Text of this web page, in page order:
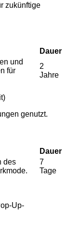
zukünftige
Dauer
und
für
2
Jahre
genutzt.
Dauer
des
7
Tage
Up-